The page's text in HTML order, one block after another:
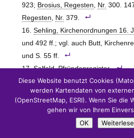
923; Brosius, Regesten Nr. 300.
Regesten
Nr. 379.
Sehling, Kirchenordnungen 16.
und 492 ff.; vgl. auch Butt,
und S. 55 ff.
Salfeld, Pfründenregister.
Kayser, Kirchenvisitation, S. 535.
Gercke, Propsteien , S. 138.
Lange, General-Kirchenvisitation
Zu Gummern vgl.Puffahrt,
Diese Website benutzt Cookies
werden Kartendaten von
(OpenStreetMap, ESRI). Wenn Sie die
gehen wir von Ihrem
OK